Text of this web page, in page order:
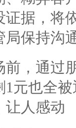
据，将
局保持沟
前，通过
1元也全
让人感动